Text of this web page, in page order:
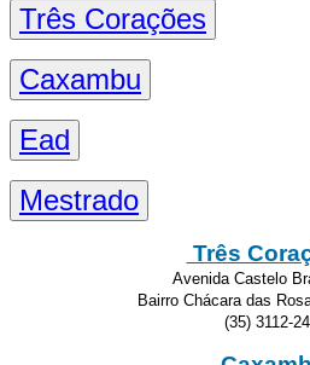
Três Corações
Caxambu
Ead
Mestrado
Três
Avenida Castelo
Bairro Chácara das
(35) 3112-